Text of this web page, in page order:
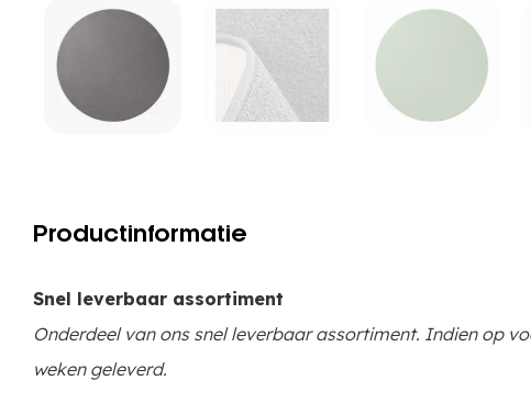
Productinformatie
Snel leverbaar assortiment
Onderdeel van ons snel leverbaar assortiment. Indien op
weken geleverd.